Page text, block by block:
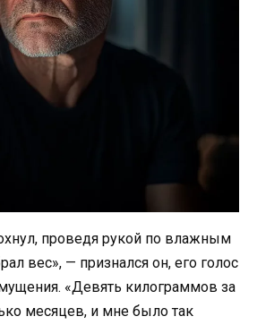
проведя рукой по влажным
вес», — признался он, его голос
«Девять килограммов за
месяцев, и мне было так